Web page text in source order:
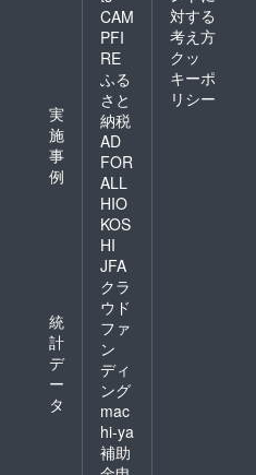
実
施
事
例
統
計
デ
ー
タ
CAM
PFI
RE
ふる
さと
納税
AD
FOR
ALL
HIO
KOS
HI
JFA
クラ
ウド
ファ
ン
ディ
ング
mac
hi-ya
補助
対する
考え方
クッ
キーポ
リシー